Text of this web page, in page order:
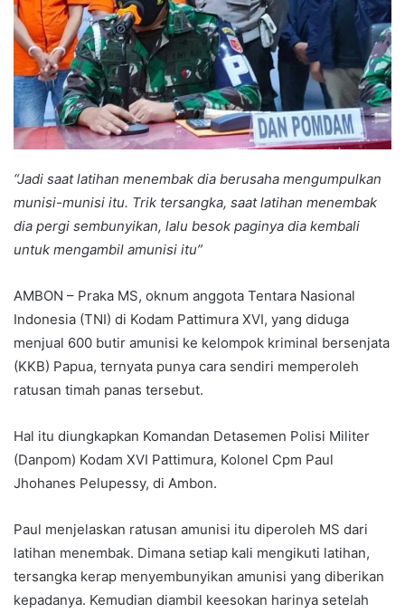
“Jadi saat latihan menembak dia berusaha mengumpulkan
munisi-munisi itu. Trik tersangka, saat latihan menembak
dia pergi sembunyikan, lalu besok paginya dia kembali
untuk mengambil amunisi itu”
AMBON – Praka MS, oknum anggota Tentara Nasional
Indonesia (TNI) di Kodam Pattimura XVI, yang diduga
menjual 600 butir amunisi ke kelompok kriminal bersenjata
(KKB) Papua, ternyata punya cara sendiri memperoleh
ratusan timah panas tersebut.
Hal itu diungkapkan Komandan Detasemen Polisi Militer
(Danpom) Kodam XVI Pattimura, Kolonel Cpm Paul
Jhohanes Pelupessy, di Ambon.
Paul menjelaskan ratusan amunisi itu diperoleh MS dari
latihan menembak. Dimana setiap kali mengikuti latihan,
tersangka kerap menyembunyikan amunisi yang diberikan
kepadanya. Kemudian diambil keesokan harinya setelah